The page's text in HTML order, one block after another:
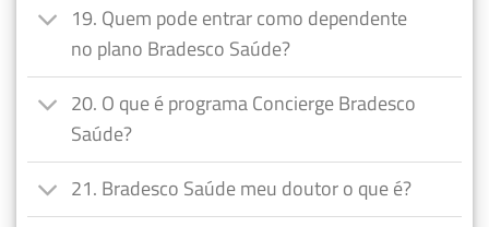
19. Quem pode entrar como dependente
no plano Bradesco Saúde?
20. O que é programa Concierge Bradesco
Saúde?
21. Bradesco Saúde meu doutor o que é?